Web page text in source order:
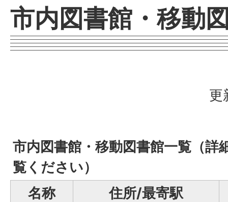
市内図書館・移動
更
市内図書館・移動図書館一覧（詳
覧ください）
名称
住所/最寄駅